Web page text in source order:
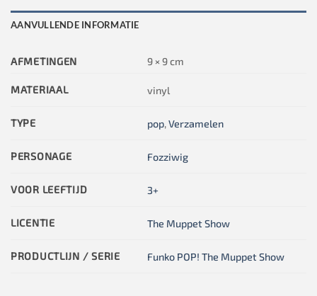
AANVULLENDE INFORMATIE
AFMETINGEN 9 × 9 cm
MATERIAAL vinyl
TYPE pop,Verzamelen
PERSONAGE Fozziwig
VOOR LEEFTIJD 3+
LICENTIE The Muppet Show
PRODUCTLIJN / SERIE Funko POP! The Muppet Show